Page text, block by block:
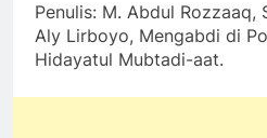
Penulis: M. Abdul Rozzaaq,
Aly Lirboyo, Mengabdi di
Hidayatul Mubtadi-aat.